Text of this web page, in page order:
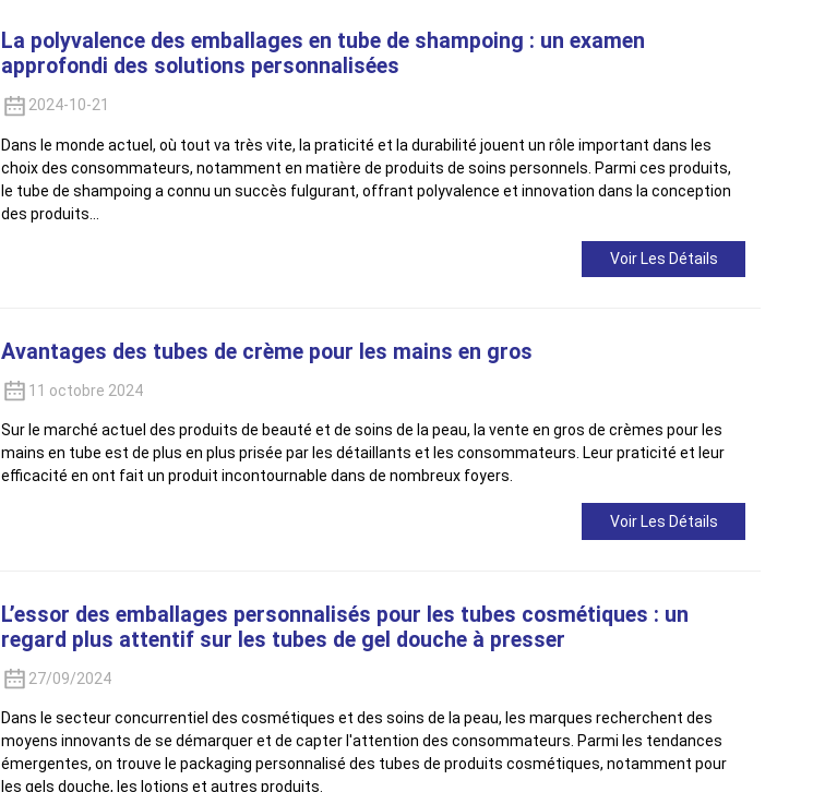
La polyvalence des emballages en tube de shampoing : un examen
approfondi des solutions personnalisées
2024-10-21
Dans le monde actuel, où tout va très vite, la praticité et la durabilité jouent un rôle important dans les
choix des consommateurs, notamment en matière de produits de soins personnels. Parmi ces produits,
le tube de shampoing a connu un succès fulgurant, offrant polyvalence et innovation dans la conception
des produits…
Voir Les Détails
Avantages des tubes de crème pour les mains en gros
11 octobre 2024
Sur le marché actuel des produits de beauté et de soins de la peau, la vente en gros de crèmes pour les
mains en tube est de plus en plus prisée par les détaillants et les consommateurs. Leur praticité et leur
efficacité en ont fait un produit incontournable dans de nombreux foyers.
Voir Les Détails
L’essor des emballages personnalisés pour les tubes cosmétiques : un
regard plus attentif sur les tubes de gel douche à presser
27/09/2024
Dans le secteur concurrentiel des cosmétiques et des soins de la peau, les marques recherchent des
moyens innovants de se démarquer et de capter l'attention des consommateurs. Parmi les tendances
émergentes, on trouve le packaging personnalisé des tubes de produits cosmétiques, notamment pour
les gels douche, les lotions et autres produits.